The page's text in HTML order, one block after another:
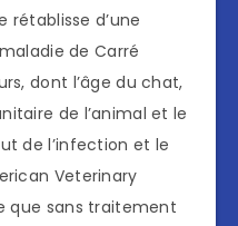
rétablisse d’une
de Carré
dont l’âge du chat,
de l’animal et le
de l’infection et le
Veterinary
que sans traitement